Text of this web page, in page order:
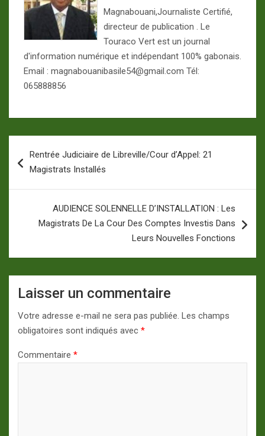
Magnabouani,Journaliste Certifié,
directeur de publication . Le
Touraco Vert est un journal
d'information numérique et indépendant 100% gabonais.
Email : magnabouanibasile54@gmail.com Tél:
065888856
de
Rentrée Judiciaire de Libreville/Cour d’Appel: 21
Magistrats Installés
AUDIENCE SOLENNELLE D’INSTALLATION : Les
Magistrats De La Cour Des Comptes Investis Dans
Leurs Nouvelles Fonctions
Laisser un commentaire
Votre adresse e-mail ne sera pas publiée. Les champs
obligatoires sont indiqués avec *
Commentaire *